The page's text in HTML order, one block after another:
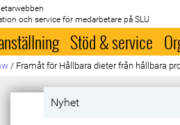
och service för medarbetare på SLU
Stöd & service
/ Framåt för Hållbara dieter från hållbara
Nyhet